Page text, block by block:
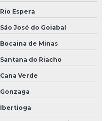
Rio Espera
São José do Goiabal
Bocaina de Minas
Santana do Riacho
Cana Verde
Gonzaga
Ibertioga